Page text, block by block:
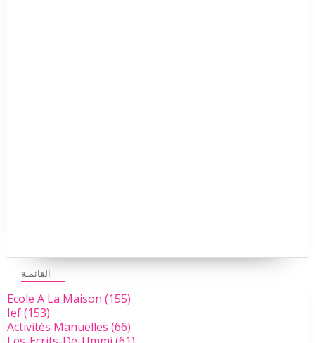
القائمـة
Ecole A La Maison (155)
Ief(153)
Activités Manuelles (66)